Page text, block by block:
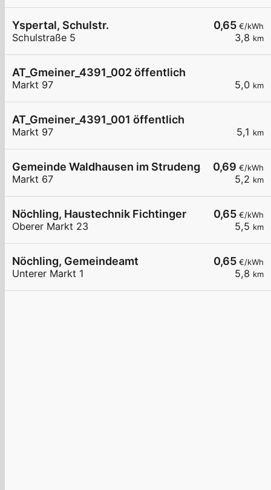
0,65 €/kWh
3,8 km
Yspertal, Schulstr.
Schulstraße 5
5,0 km
AT_Gmeiner_4391_002 öffentlich
Markt 97
5,1 km
AT_Gmeiner_4391_001 öffentlich
Markt 97
0,69 €/kWh
5,2 km
Gemeinde Waldhausen im Strudengau Markt 67
Markt 67
0,65 €/kWh
5,5 km
Nöchling, Haustechnik Fichtinger
Oberer Markt 23
0,65 €/kWh
5,8 km
Nöchling, Gemeindeamt
Unterer Markt 1